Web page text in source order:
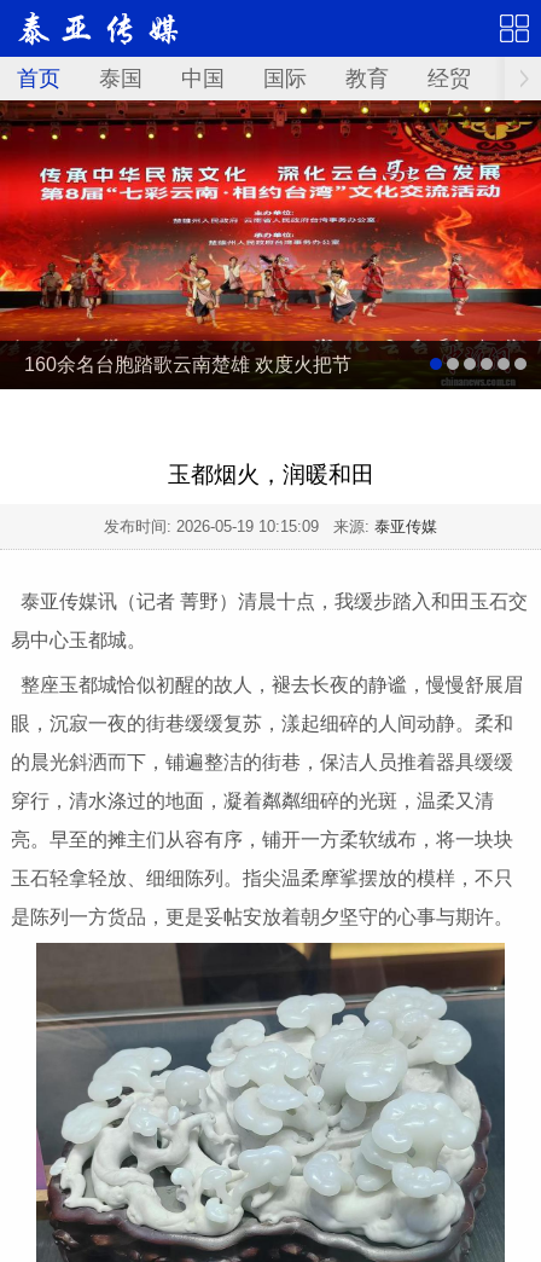
首页 泰国 中国 国际 教育 经贸 华
160余名台胞踏歌云南楚雄 欢度火把节
玉都烟火，润暖和田
发布时间: 2026-05-19 10:15:09 来源: 泰亚传媒
泰亚传媒讯（记者 菁野）清晨十点，我缓步踏入和田玉石交
易中心玉都城。
整座玉都城恰似初醒的故人，褪去长夜的静谧，慢慢舒展眉
眼，沉寂一夜的街巷缓缓复苏，漾起细碎的人间动静。柔和
的晨光斜洒而下，铺遍整洁的街巷，保洁人员推着器具缓缓
穿行，清水涤过的地面，凝着粼粼细碎的光斑，温柔又清
亮。早至的摊主们从容有序，铺开一方柔软绒布，将一块块
玉石轻拿轻放、细细陈列。指尖温柔摩挲摆放的模样，不只
是陈列一方货品，更是妥帖安放着朝夕坚守的心事与期许。